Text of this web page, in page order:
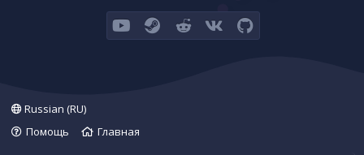
youtubeSteamReddit VK GitHub
Russian (RU)
Помощь
Главная